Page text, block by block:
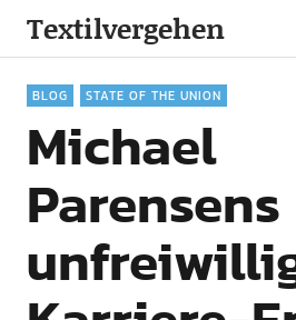
Textilvergehen
BLOG STATE OF THE UNION
Michael
Parensens